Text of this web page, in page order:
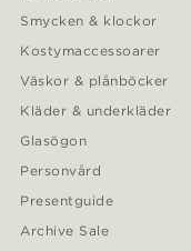
Smycken & klockor
Kostymaccessoarer
Väskor & plånböcker
Kläder & underkläder
Glasögon
Personvård
Presentguide
Archive Sale